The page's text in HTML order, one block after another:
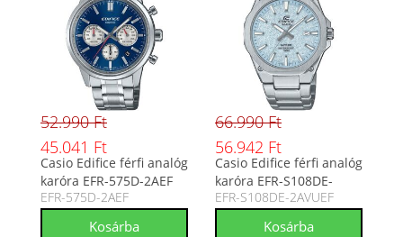
52.990 Ft
45.041 Ft
Casio Edifice férfi analóg
karóra EFR-575D-2AEF
EFR-575D-2AEF
66.990 Ft
56.942 Ft
Casio Edifice férfi analóg
karóra EFR-S108DE-
2AVUEF
EFR-S108DE-2AVUEF